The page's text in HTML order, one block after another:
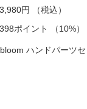
よくある質問
3,980円
（税込）
398ポイント （10%）
bloom ハンドパー